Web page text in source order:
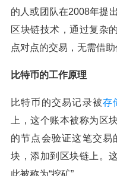
的人或团队在2008年提
区块链技术，通过复杂
点对点的交易，无需借助
比特币的工作原理
比特币的交易记录被存
上，这个账本被称为区
的节点会验证这笔交易
块，添加到区块链上。
此被称为“挖矿”。